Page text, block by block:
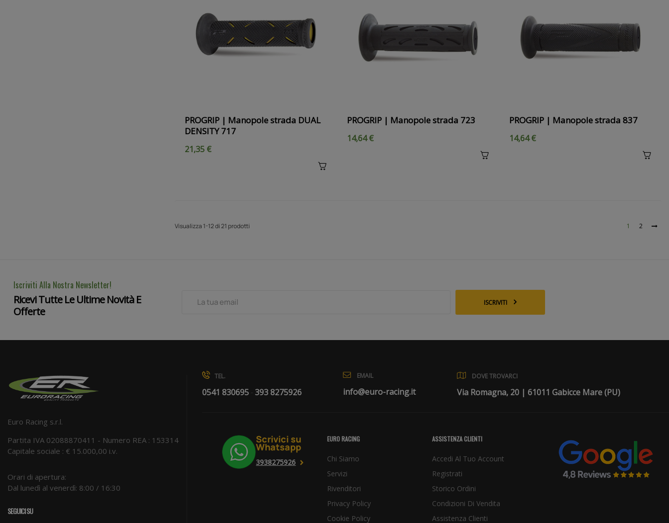
PROGRIP | Manopole strada DUAL
DENSITY 717
21,35 €
PROGRIP | Manopole strada 723
14,64 €
PROGRIP | Manopole strada 837
14,64 €
Visualizza 1-12 di 21 prodotti 1 2
Iscriviti Alla Nostra Newsletter!
Ricevi Tutte Le Ultime Novità E
Offerte
ISCRIVITI
Euro Racing s.r.l.
Partita IVA 02088870411 - Numero REA : 153314
Capitale sociale : € 15.000,00 i.v.
Orari di apertura:
Dal lunedì al venerdì: 8:00 / 16:30
SEGUICI SU
TEL.
0541 830695 -393 8275926
EMAIL
info@euro-racing.it
DOVE TROVARCI
Via Romagna, 20 | 61011 Gabicce Mare (PU)
Scrivici su
Whatsapp
3938275926
EURO RACING
Chi Siamo
Servizi
Rivenditori
Privacy Policy
Cookie Policy
ASSISTENZA CLIENTI
Accedi Al Tuo Account
Registrati
Storico Ordini
Condizioni Di Vendita
Assistenza Clienti